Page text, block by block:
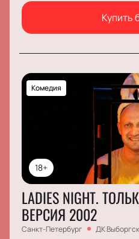
Купить
18+
Комедия
LADIES NIGHT.
ВЕРСИЯ 2002
Санкт-Петербург ДК